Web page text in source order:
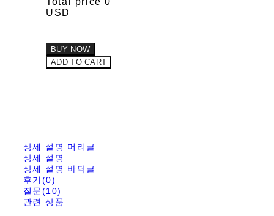
USD
BUY NOW
ADD TO CART
상세 설명 머리글
상세 설명
상세 설명 바닥글
후기(0)
질문(10)
관련 상품